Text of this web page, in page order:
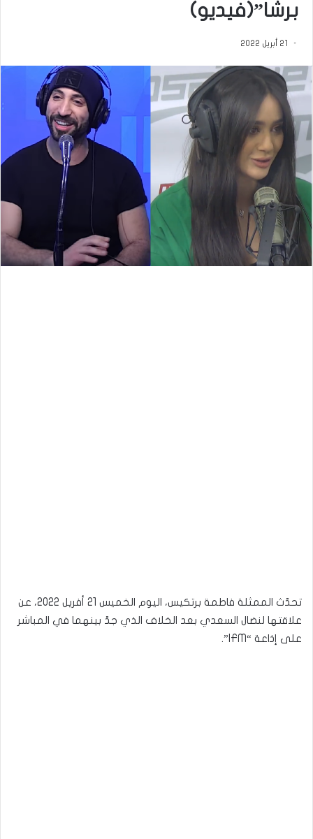
برشا”(فيديو)
21 أبريل 2022
تحدّث الممثلة فاطمة برتكيس، اليوم الخميس 21 أفريل 2022، عن
علاقتها لنضال السعدي بعد الخلاف الذي جدّ بينهما في المباشر
على إذاعة “IFM”.